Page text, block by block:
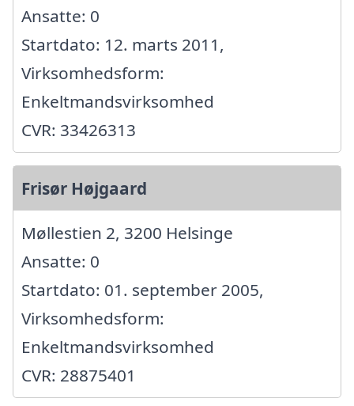
Ansatte: 0
Startdato: 12. marts 2011,
Virksomhedsform:
Enkeltmandsvirksomhed
CVR: 33426313
Frisør Højgaard
Møllestien 2, 3200 Helsinge
Ansatte: 0
Startdato: 01. september 2005,
Virksomhedsform:
Enkeltmandsvirksomhed
CVR: 28875401